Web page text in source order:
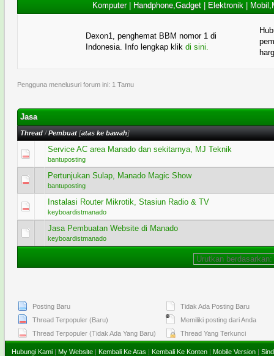
Komputer| Handphone,Gadget| Elektronik|
Dexon1, penghemat BBM nomor 1 di
Indonesia. Info lengkap klik di sini.
Pengguna menelusuri forum ini: 1 Tamu
Jasa
Thread/Pembuat [atas ke bawah]
Service AC area Manado dan sekitarnya, MJ Teknik
bantuposting
0 Voting - 0 dari 5 secara Rata-rata
1 234 5
Pertunjukan Sulap, Manado Magic Show
bantuposting
0 Voting - 0 dari 5 secara Rata-rata
123 45
Instalasi Router Mikrotik, Stasiun Radio & TV
keyboardistmanado
0 Voting - 0 dari 5 secara Rata-rata
1234 5
Jasa Pembuatan Website di Manado
keyboardistmanado
0 Voting - 0 dari 5 secara Rata-rata
12345
Posting Baru
Thread Terpopuler (Baru)
Thread Terpopuler (Tidak Ada Yang Baru)
Tidak Ada Posting Baru
Memiliki posting dari Anda
Thread Yang Terkunci
Hubungi Kami | My Website | Kembali Ke Atas | Kembali Ke Konten | Mobile Version |